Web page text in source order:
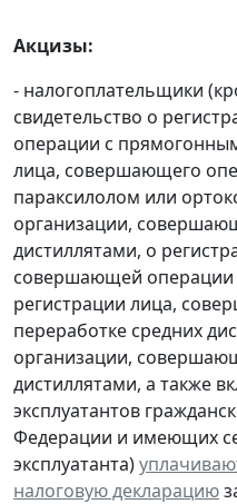
Акцизы:
- налогоплательщики
свидетельство о
операции с
лица, совершающего
параксилолом или
организации,
дистиллятами, о
совершающей операции
регистрации лица,
переработке средних
организации,
дистиллятами, а также
эксплуатантов
Федерации и имеющих
эксплуатанта)
налоговую декларацию